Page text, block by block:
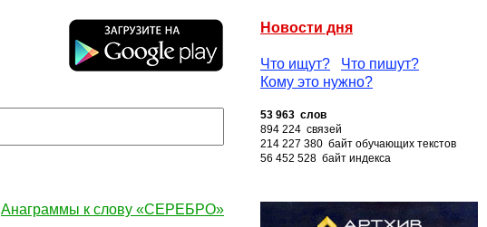
Новости дня
Что ищут?
Что пишут?
Кому это нужно?
53 963 слов
894 224 связей
214 227 380 байт обучающих текстов
56 452 528 байт индекса
Анаграммы к слову «СЕРЕБРО»